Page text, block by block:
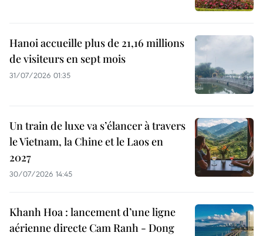
Hanoi accueille plus de 21,16 millions
de visiteurs en sept mois ​
31/07/2026 01:35
Un train de luxe va s’élancer à travers
le Vietnam, la Chine et le Laos en
2027
30/07/2026 14:45
Khanh Hoa : lancement d’une ligne
aérienne directe Cam Ranh - Dong